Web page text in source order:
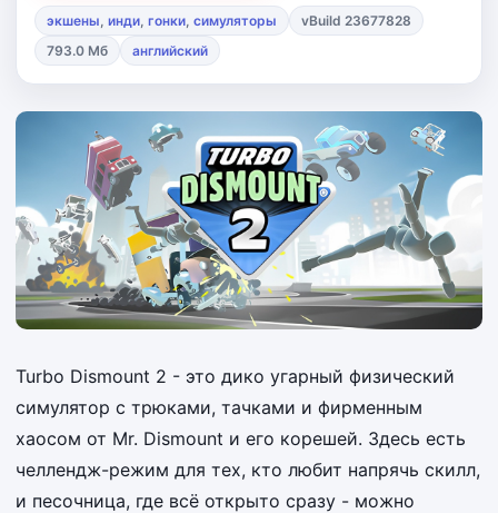
экшены, инди, гонки, симуляторы
vBuild 23677828
793.0 Мб
английский
Turbo Dismount 2 - это дико угарный физический
симулятор с трюками, тачками и фирменным
хаосом от Mr. Dismount и его корешей. Здесь есть
челлендж-режим для тех, кто любит напрячь скилл,
и песочница, где всё открыто сразу - можно